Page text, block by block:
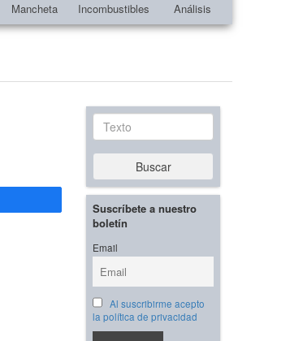
Mancheta Incombustibles Análisis
Texto
Buscar
Suscríbete a nuestro
boletín
Email
Al suscribirme acepto
la política de privacidad